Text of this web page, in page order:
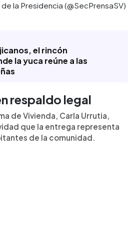
la Presidencia (@SecPrensaSV)
el rincón
la yuca reúne a las
respaldo legal
de Vivienda, Carla Urrutia,
que la entrega representa
de la comunidad.